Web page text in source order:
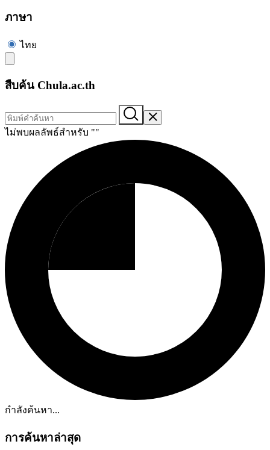
ภาษา
ไทย
สืบค้น Chula.ac.th
ไม่พบผลลัพธ์สำหรับ ""
กำลังค้นหา...
การค้นหาล่าสุด